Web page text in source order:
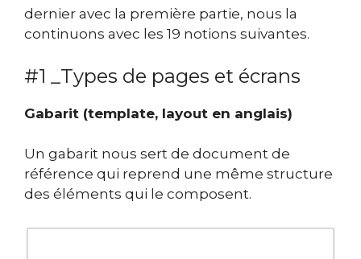
dernier avec la première partie, nous la
continuons avec les 19 notions suivantes.
#1 _Types de pages et écrans
Gabarit (template, layout en anglais)
Un gabarit nous sert de document de
référence qui reprend une même structure
des éléments qui le composent.